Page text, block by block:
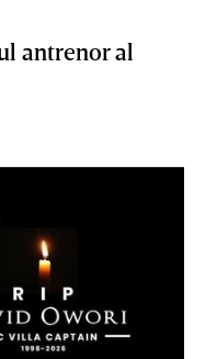
antrenor al